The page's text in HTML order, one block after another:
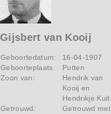
Gijsbert van Kooij
Geboortedatum:
16-04-1907
Geboorteplaats:
Putten
Zoon van:
Hendrik van
Kooij en
Hendrikje Kuit
Getrouwd:
Getrouwd met